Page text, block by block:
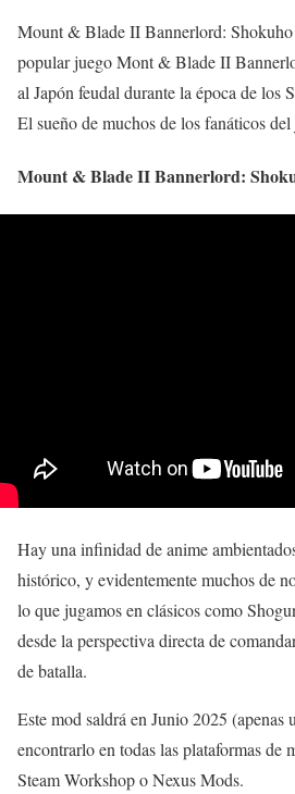
Mount & Blade II Bannerlord: Shokuho
popular juego Mont & Blade II
al Japón feudal durante la época de los
El sueño de muchos de los fanáticos
Mount & Blade II Bannerlord:
Hay una infinidad de anime
histórico, y evidentemente muchos de
lo que jugamos en clásicos como
desde la perspectiva directa de
de batalla.
Este mod saldrá en Junio 2025 (apenas
encontrarlo en todas las plataformas de
Steam Workshop o Nexus Mods.